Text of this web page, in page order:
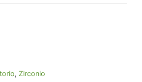
(6)
cantidad
, Zirconio